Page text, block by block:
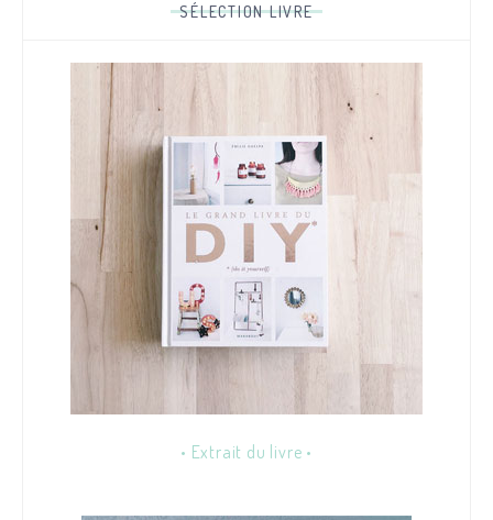
SÉLECTION LIVRE
• Extrait du livre •